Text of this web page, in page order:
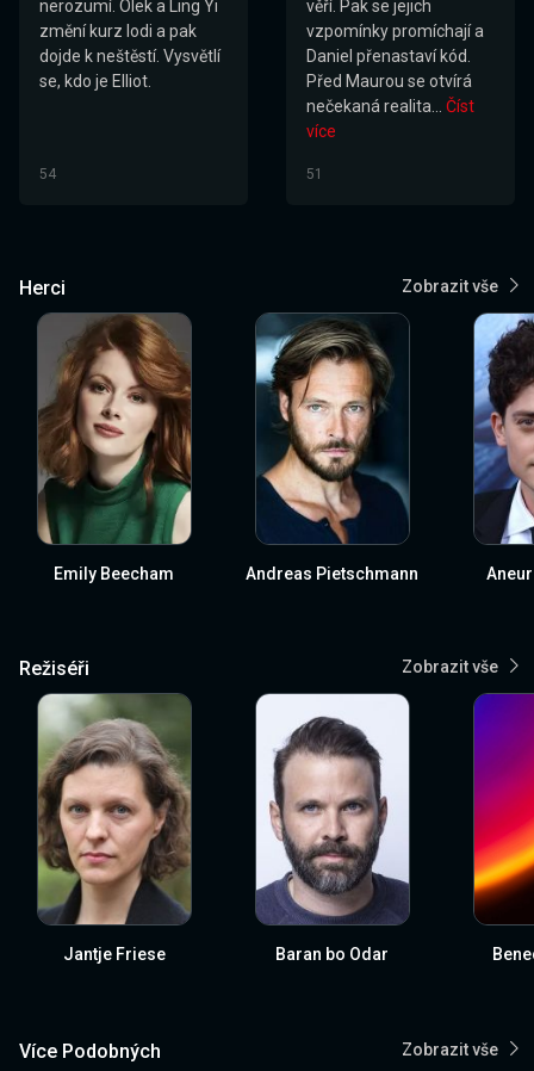
nerozumí. Olek a Ling Yi
změní kurz lodi a pak
dojde k neštěstí. Vysvětlí
se, kdo je Elliot.
54
věří. Pak se jejich
vzpomínky promíchají a
Daniel přenastaví kód.
Před Maurou se otvírá
nečekaná realita... Číst
více
51
Herci Zobrazit vše
Emily Beecham Andreas Pietschmann
Režiséři Zobrazit vše
Jantje Friese Baran bo Odar
Více Podobných Zobrazit vše